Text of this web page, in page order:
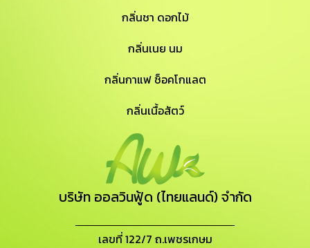
กลิ่นชา ดอกไม้
กลิ่นเนย นม
กลิ่นกาแฟ ช็อคโกแลต
กลิ่นเนื้อสัตว์
บริษัท ออลวินฟู้ด (ไทยแลนด์) จำกัด
เลขที่ 122/7 ถ.เพชรเกษม